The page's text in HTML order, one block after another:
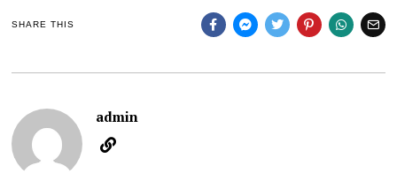
SHARE THIS
admin